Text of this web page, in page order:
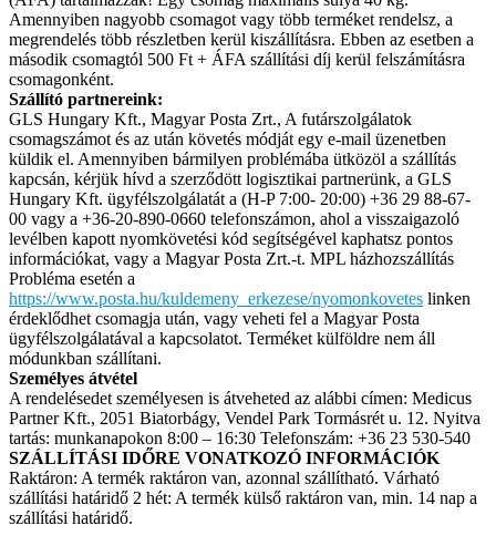
Amennyiben nagyobb csomagot vagy több terméket rendelsz, a
megrendelés több részletben kerül kiszállításra. Ebben az esetben a
második csomagtól 500 Ft + ÁFA szállítási díj kerül felszámításra
csomagonként.
Szállító partnereink:
GLS Hungary Kft., Magyar Posta Zrt., A futárszolgálatok
csomagszámot és az után követés módját egy e-mail üzenetben
küldik el. Amennyiben bármilyen problémába ütközöl a szállítás
kapcsán, kérjük hívd a szerződött logisztikai partnerünk, a GLS
Hungary Kft. ügyfélszolgálatát a (H-P 7:00- 20:00) +36 29 88-67-
00 vagy a +36-20-890-0660 telefonszámon, ahol a visszaigazoló
levélben kapott nyomkövetési kód segítségével kaphatsz pontos
információkat, vagy a Magyar Posta Zrt.-t. MPL házhozszállítás
Probléma esetén a
https://www.posta.hu/kuldemeny_erkezese/nyomonkovetes linken
érdeklődhet csomagja után, vagy veheti fel a Magyar Posta
ügyfélszolgálatával a kapcsolatot. Terméket külföldre nem áll
módunkban szállítani.
Személyes átvétel
A rendelésedet személyesen is átveheted az alábbi címen: Medicus
Partner Kft., 2051 Biatorbágy, Vendel Park Tormásrét u. 12. Nyitva
tartás: munkanapokon 8:00 – 16:30 Telefonszám: +36 23 530-540
SZÁLLÍTÁSI IDŐRE VONATKOZÓ INFORMÁCIÓK
Raktáron: A termék raktáron van, azonnal szállítható. Várható
szállítási határidő 2 hét: A termék külső raktáron van, min. 14 nap a
szállítási határidő.